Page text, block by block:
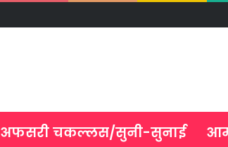
अफसरी चकल्लस/सुनी-सुनाई